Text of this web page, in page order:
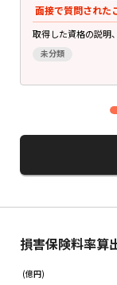
面接で質問された
取得した資格の説明
未分類
損害保険料率算
(億円)